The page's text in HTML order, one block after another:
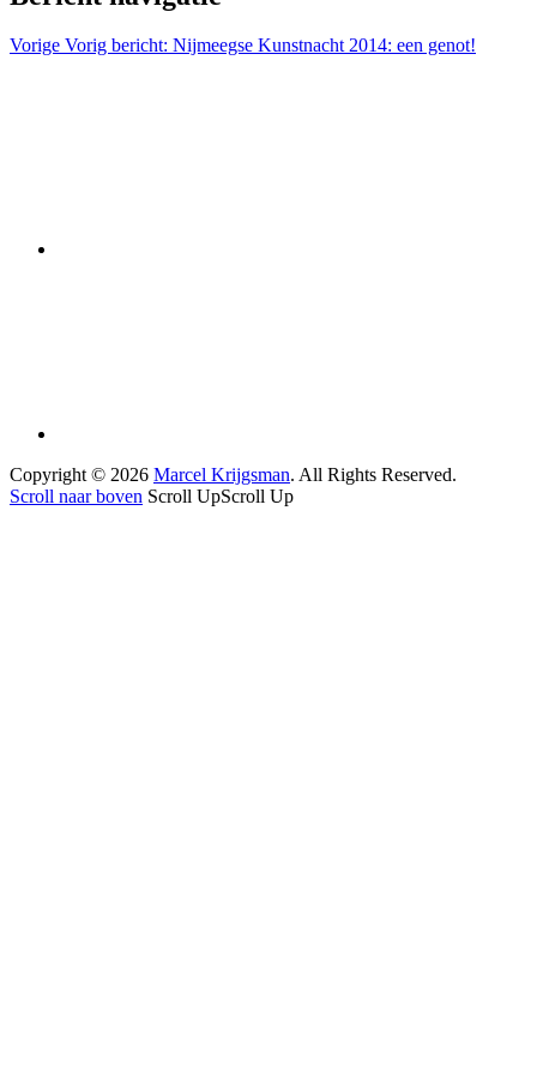
Vorige Vorig bericht: Nijmeegse Kunstnacht 2014: een genot!
Copyright © 2026 Marcel Krijgsman. All Rights Reserved.
Scroll naar boven Scroll UpScroll Up